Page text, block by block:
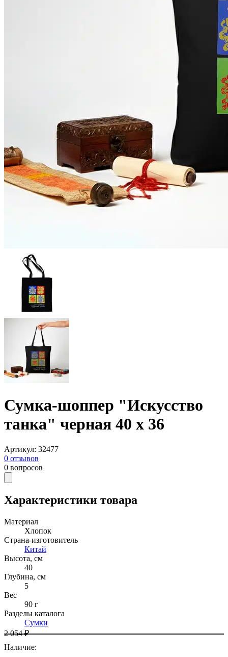
Сумка-шоппер "Искусство
танка" черная 40 х 36
Артикул: 32477
0 отзывов
0 вопросов
Характеристики товара
Материал
Хлопок
Страна-изготовитель
Китай
Высота, см
40
Глубина, см
5
Вес
90 г
Разделы каталога
Сумки
2 054 ₽
Наличие: